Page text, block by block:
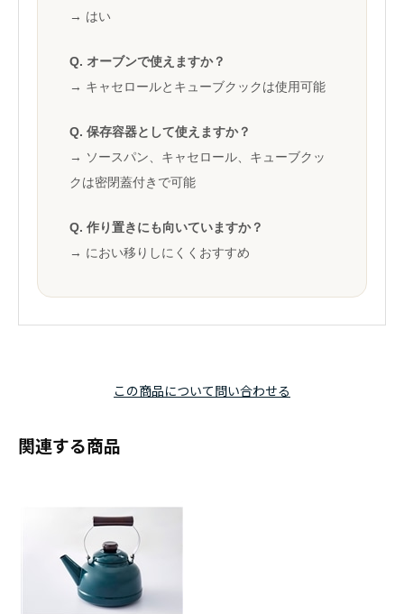
→ はい
Q. オーブンで使えますか？
→ キャセロールとキューブクックは使用可能
Q. 保存容器として使えますか？
→ ソースパン、キャセロール、キューブクッ
クは密閉蓋付きで可能
Q. 作り置きにも向いていますか？
→ におい移りしにくくおすすめ
この商品について問い合わせる
関連する商品